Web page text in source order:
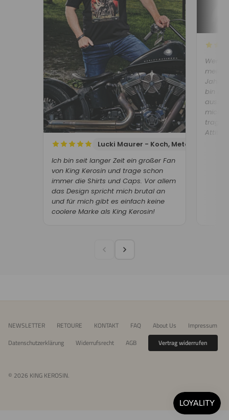
Lucki Maurer - Koch, Metal-Bassist
Ich bin seit langer Zeit ein großer Fan
von King Kerosin und trage schon
immer die Shirts und Caps. Vor allem
das Design spricht mich brutal an
und für mich gibt es einfach keine
coolere Marke als King Kerosin!
Wenn
meine
bin
mich
trage
NEWSLETTER RETOURE KONTAKT FAQ About Us
Impressum
Datenschutzerklärung
Widerrufsrecht AGB Vertrag widerrufen
© 2026 KING KEROSIN.